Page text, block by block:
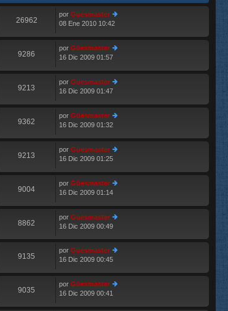
e
e
n
e
E
26962
por Güesmaster
er
o
e
n
s
e
08 Ene 2010 10:42
E
9286
por Güesmaster
er
o
e
n
s
e
16 Dic 2009 01:57
E
9213
por Güesmaster
er
o
m
e
n
s
e
16 Dic 2009 01:47
E
9362
por Güesmaster
er
o
m
e
n
s
e
16 Dic 2009 01:32
E
9213
por Güesmaster
er
o
m
e
n
s
16 Dic 2009 01:25
E
9004
por Güesmaster
er
o
m
e
n
s
16 Dic 2009 01:14
8862
por Güesmaster
er
o
m
e
n
16 Dic 2009 00:49
E
9135
por Güesmaster
er
o
m
e
16 Dic 2009 00:45
E
9035
por Güesmaster
er
16 Dic 2009 00:41